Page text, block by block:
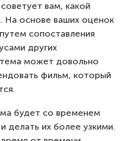
вам, какой
На основе ваших оценок
сопоставления
других
может довольно
фильм, который
будет со временем
делать их более узкими.